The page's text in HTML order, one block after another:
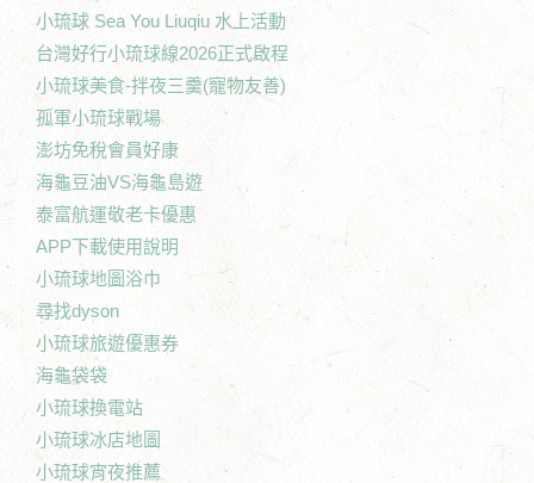
小琉球 Sea You Liuqiu 水上活動
台灣好行小琉球線2026正式啟程
小琉球美食-拌夜三羹(寵物友善)
孤軍小琉球戰場
澎坊免稅會員好康
海龜豆油VS海龜島遊
泰富航運敬老卡優惠
APP下載使用說明
小琉球地圖浴巾
尋找dyson
小琉球旅遊優惠券
海龜袋袋
小琉球換電站
小琉球冰店地圖
小琉球宵夜推薦